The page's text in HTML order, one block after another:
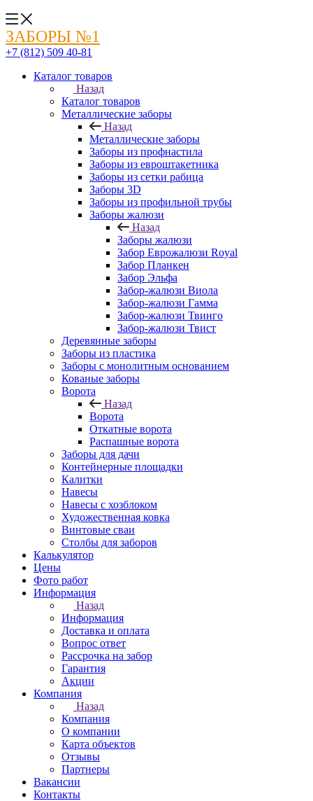
ЗАБОРЫ №1
+7 (812) 509 40-81
Каталог товаров
Назад
Каталог товаров
Металлические заборы
Назад
Металлические заборы
Заборы из профнастила
Заборы из евроштакетника
Заборы из сетки рабица
Заборы 3D
Заборы из профильной трубы
Заборы жалюзи
Назад
Заборы жалюзи
Забор Еврожалюзи Royal
Забор Планкен
Забор Эльфа
Забор-жалюзи Виола
Забор-жалюзи Гамма
Забор-жалюзи Твинго
Забор-жалюзи Твист
Деревянные заборы
Заборы из пластика
Заборы с монолитным основанием
Кованые заборы
Ворота
Назад
Ворота
Откатные ворота
Распашные ворота
Заборы для дачи
Контейнерные площадки
Калитки
Навесы
Навесы с хозблоком
Художественная ковка
Винтовые сваи
Столбы для заборов
Калькулятор
Цены
Фото работ
Информация
Назад
Информация
Доставка и оплата
Вопрос ответ
Рассрочка на забор
Гарантия
Акции
Компания
Назад
Компания
О компании
Карта объектов
Отзывы
Партнеры
Вакансии
Контакты